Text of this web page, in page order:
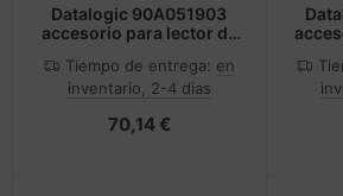
Datalogic 90A051903
accesorio para lector de
Tiempo de entrega: en
inventario, 2-4 dias
70,14 €